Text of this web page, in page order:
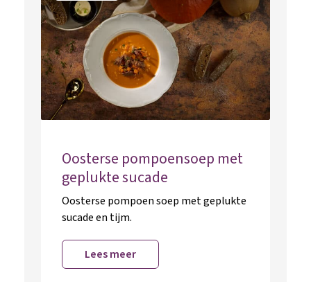
Oosterse pompoensoep met
geplukte sucade
Oosterse pompoen soep met geplukte
sucade en tijm.
Lees meer